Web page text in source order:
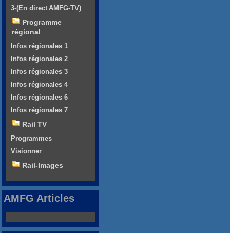
3-(En direct AMFG-TV)
Programme
régional
Infos régionales 1
Infos régionales 2
Infos régionales 3
Infos régionales 4
Infos régionales 6
Infos régionales 7
Rail TV
Programmes
Visionner
Rail-Images
AMFG Articles